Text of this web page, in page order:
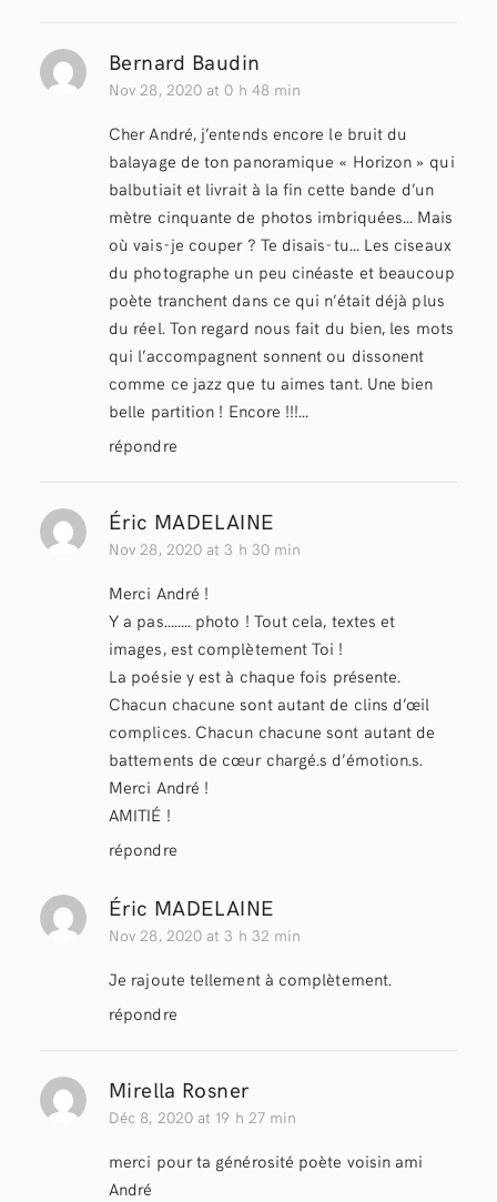
Bernard Baudin
Nov 28, 2020 at 0 h 48 min
Cher André, j’entends encore le bruit du
balayage de ton panoramique « Horizon » qui
balbutiait et livrait à la fin cette bande d’un
mètre cinquante de photos imbriquées… Mais
où vais-je couper ? Te disais-tu… Les ciseaux
du photographe un peu cinéaste et beaucoup
poète tranchent dans ce qui n’était déjà plus
du réel. Ton regard nous fait du bien, les mots
qui l’accompagnent sonnent ou dissonent
comme ce jazz que tu aimes tant. Une bien
belle partition ! Encore !!!…
répondre
Éric MADELAINE
Nov 28, 2020 at 3 h 30 min
Merci André !
Y a pas…….. photo ! Tout cela, textes et
images, est complètement Toi !
La poésie y est à chaque fois présente.
Chacun chacune sont autant de clins d’œil
complices. Chacun chacune sont autant de
battements de cœur chargé.s d’émotion.s.
Merci André !
AMITIÉ !
répondre
Éric MADELAINE
Nov 28, 2020 at 3 h 32 min
Je rajoute tellement à complètement.
répondre
Mirella Rosner
Déc 8, 2020 at 19 h 27 min
merci pour ta générosité poète voisin ami
André